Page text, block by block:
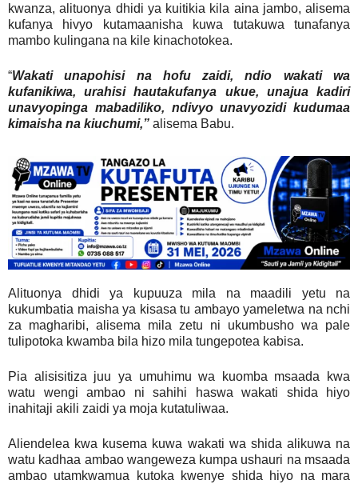
kwanza, alituonya dhidi ya kuitikia kila aina jambo, alisema
kufanya hivyo kutamaanisha kuwa tutakuwa tunafanya
mambo kulingana na kile kinachotokea.
“Wakati unapohisi na hofu zaidi, ndio wakati wa
kufanikiwa, urahisi hautakufanya ukue, unajua kadiri
unavyopinga mabadiliko, ndivyo unavyozidi kudumaa
kimaisha na kiuchumi,” alisema Babu.
Alituonya dhidi ya kupuuza mila na maadili yetu na
kukumbatia maisha ya kisasa tu ambayo yameletwa na nchi
za magharibi, alisema mila zetu ni ukumbusho wa pale
tulipotoka kwamba bila hizo mila tungepotea kabisa.
Pia alisisitiza juu ya umuhimu wa kuomba msaada kwa
watu wengi ambao ni sahihi haswa wakati shida hiyo
inahitaji akili zaidi ya moja kutatuliwaa.
Aliendelea kwa kusema kuwa wakati wa shida alikuwa na
watu kadhaa ambao wangeweza kumpa ushauri na msaada
ambao utamkwamua kutoka kwenye shida hiyo na mara